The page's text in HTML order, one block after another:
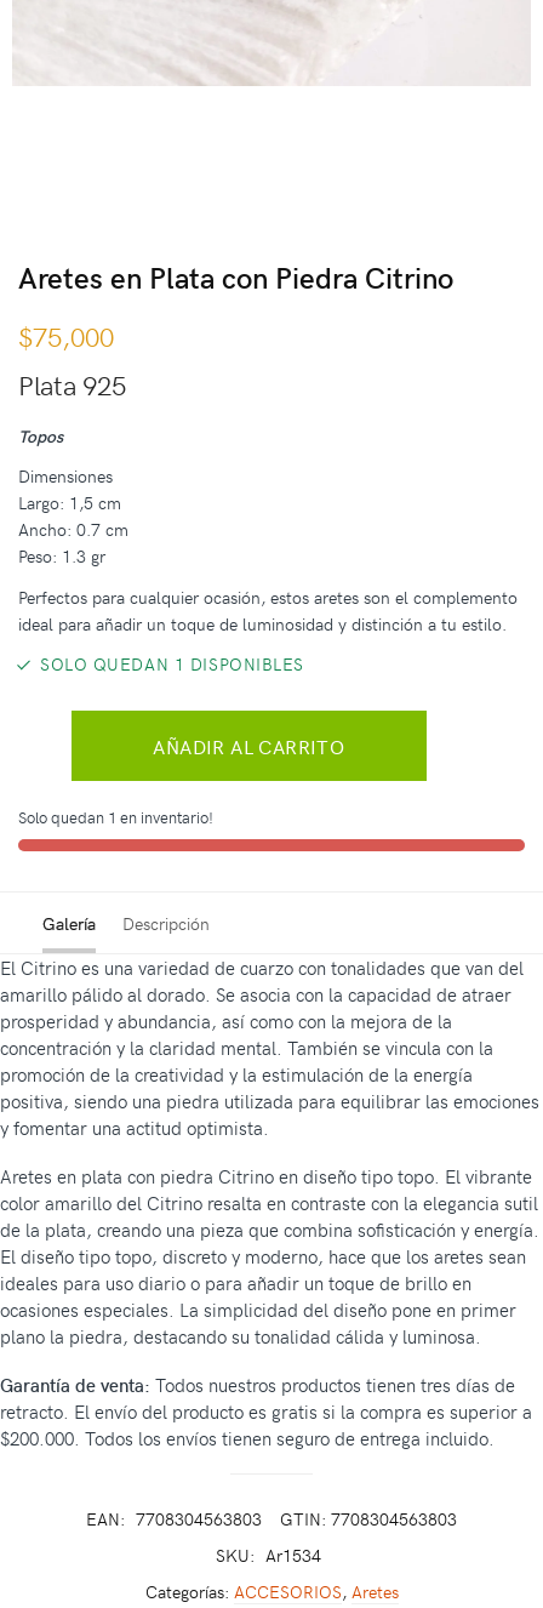
Aretes en Plata con Piedra Citrino
$75,000
Plata 925
Topos
Dimensiones
Largo: 1,5 cm
Ancho: 0.7 cm
Peso: 1.3 gr
Perfectos para cualquier ocasión, estos aretes son el complemento
ideal para añadir un toque de luminosidad y distinción a tu estilo.
SOLO QUEDAN 1 DISPONIBLES
AÑADIR AL CARRITO
Solo quedan 1 en inventario!
Galería Descripción
El Citrino es una variedad de cuarzo con tonalidades que van del
amarillo pálido al dorado. Se asocia con la capacidad de atraer
prosperidad y abundancia, así como con la mejora de la
concentración y la claridad mental. También se vincula con la
promoción de la creatividad y la estimulación de la energía
positiva, siendo una piedra utilizada para equilibrar las emociones
y fomentar una actitud optimista.
Aretes en plata con piedra Citrino en diseño tipo topo. El vibrante
color amarillo del Citrino resalta en contraste con la elegancia sutil
de la plata, creando una pieza que combina sofisticación y energía.
El diseño tipo topo, discreto y moderno, hace que los aretes sean
ideales para uso diario o para añadir un toque de brillo en
ocasiones especiales. La simplicidad del diseño pone en primer
plano la piedra, destacando su tonalidad cálida y luminosa.
Garantía de venta: Todos nuestros productos tienen tres días de
retracto. El envío del producto es gratis si la compra es superior a
$200.000. Todos los envíos tienen seguro de entrega incluido.
EAN: 7708304563803
GTIN: 7708304563803
SKU: Ar1534
Categorías: ACCESORIOS, Aretes